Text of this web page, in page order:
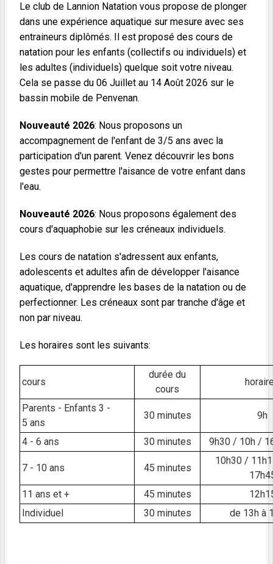
Le club de Lannion Natation vous propose de plonger
dans une expérience aquatique sur mesure avec ses
entraineurs diplômés. Il est proposé des cours de
natation pour les enfants (collectifs ou individuels) et
les adultes (individuels) quelque soit votre niveau.
Cela se passe du 06 Juillet au 14 Août 2026 sur le
bassin mobile de Penvenan.
Nouveauté 2026: Nous proposons un
accompagnement de l'enfant de 3/5 ans avec la
participation d'un parent. Venez découvrir les bons
gestes pour permettre l'aisance de votre enfant dans
l'eau.
Nouveauté 2026: Nous proposons également des
cours d'aquaphobie sur les créneaux individuels.
Les cours de natation s'adressent aux enfants,
adolescents et adultes afin de développer l'aisance
aquatique, d'apprendre les bases de la natation ou de
perfectionner. Les créneaux sont par tranche d'âge et
non par niveau.
Les horaires sont les suivants:
cours
durée du
cours
Parents - Enfants 3 -
5 ans
30 minutes 9h
4 - 6 ans 30 minutes 9h30 / 10h /
7 - 10 ans 45 minutes
10h30 /
11 ans et +
45 minutes
Individuel
30 minutes de 13h à